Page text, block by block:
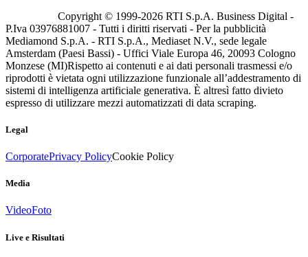
Copyright © 1999-2026 RTI S.p.A. Business Digital -
P.Iva 03976881007 - Tutti i diritti riservati - Per la pubblicità
Mediamond S.p.A. - RTI S.p.A., Mediaset N.V., sede legale
Amsterdam (Paesi Bassi) - Uffici Viale Europa 46, 20093 Cologno
Monzese (MI)Rispetto ai contenuti e ai dati personali trasmessi e/o
riprodotti è vietata ogni utilizzazione funzionale all’addestramento di
sistemi di intelligenza artificiale generativa. È altresì fatto divieto
espresso di utilizzare mezzi automatizzati di data scraping.
Legal
CorporatePrivacy PolicyCookie Policy
Media
VideoFoto
Live e Risultati